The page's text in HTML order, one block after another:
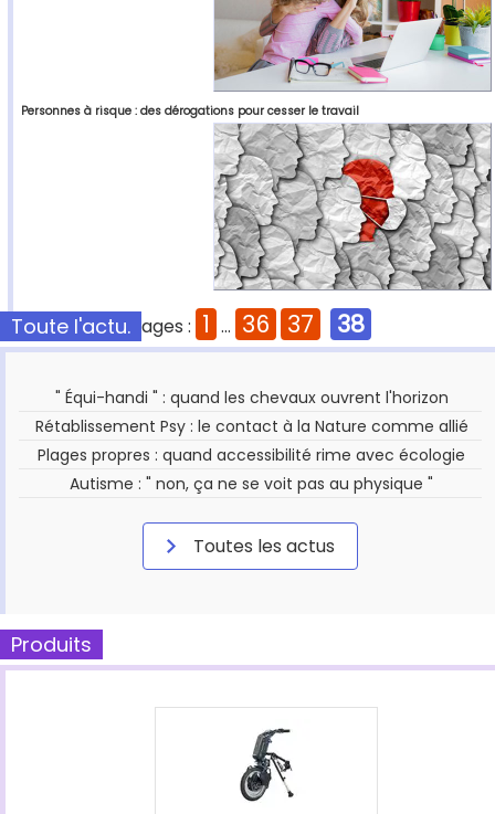
Personnes à risque : des dérogations pour cesser le travail
Pages : 1 ... 36 37 38
Toute l'actu.
" Équi-handi " : quand les chevaux ouvrent l'horizon
Rétablissement Psy : le contact à la Nature comme allié
Plages propres : quand accessibilité rime avec écologie
Autisme : " non, ça ne se voit pas au physique "
Toutes les actus
Produits